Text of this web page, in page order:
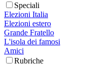
Speciali
Elezioni Italia
Elezioni estero
Grande Fratello
L'isola dei famosi
Amici
Rubriche